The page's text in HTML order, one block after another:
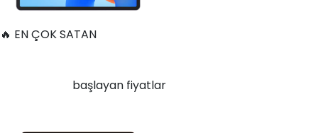
🔥 EN ÇOK SATAN
başlayan fiyatlar